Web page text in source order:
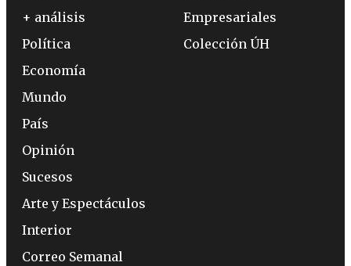
+ análisis
Política
Economía
Mundo
País
Opinión
Sucesos
Arte y Espectáculos
Interior
Correo Semanal
Empresariales
Colección ÚH